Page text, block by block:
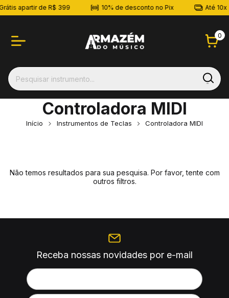
apartir de R$ 399 10% de desconto no Pix Até 10x
0
Controladora MIDI
Início Instrumentos de Teclas Controladora MIDI
Não temos resultados para sua pesquisa. Por favor, tente com
outros filtros.
Receba nossas novidades por e-mail